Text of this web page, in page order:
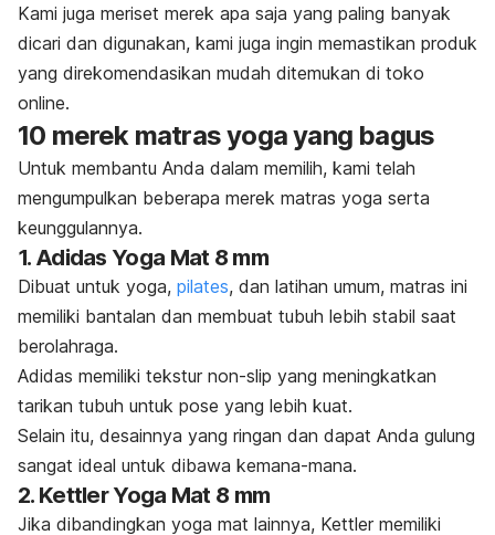
Kami juga meriset merek apa saja yang paling banyak
dicari dan digunakan, kami juga ingin memastikan produk
yang direkomendasikan mudah ditemukan di toko
online.
10 merek matras yoga yang bagus
Untuk membantu Anda dalam memilih, kami telah
mengumpulkan beberapa merek matras yoga serta
keunggulannya.
1. Adidas Yoga Mat 8 mm
Dibuat untuk yoga, pilates, dan latihan umum, matras ini
memiliki bantalan dan membuat tubuh lebih stabil saat
berolahraga.
Adidas memiliki tekstur non-slip yang meningkatkan
tarikan tubuh untuk pose yang lebih kuat.
Selain itu, desainnya yang ringan dan dapat Anda gulung
sangat ideal untuk dibawa kemana-mana.
2. Kettler Yoga Mat 8 mm
Jika dibandingkan yoga mat lainnya, Kettler memiliki